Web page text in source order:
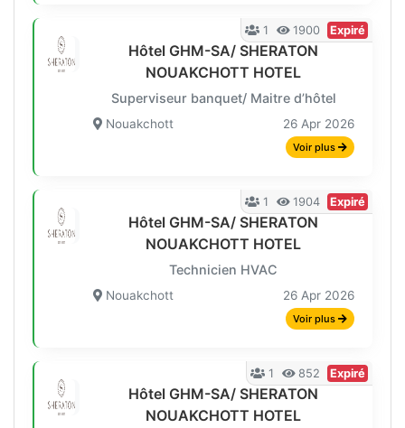
Hôtel GHM-SA/ SHERATON
NOUAKCHOTT HOTEL
Superviseur banquet/ Maitre d’hôtel
Nouakchott 26 Apr 2026
1 1900 Expiré
Voir plus
Hôtel GHM-SA/ SHERATON
NOUAKCHOTT HOTEL
Technicien HVAC
Nouakchott 26 Apr 2026
1 1904 Expiré
Voir plus
Hôtel GHM-SA/ SHERATON
NOUAKCHOTT HOTEL
1 852 Expiré